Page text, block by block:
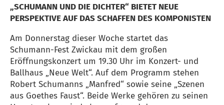
„SCHUMANN UND DIE DICHTER“ BIETET NEUE
PERSPEKTIVE AUF DAS SCHAFFEN DES KOMPONISTEN
Am Donnerstag dieser Woche startet das
Schumann-Fest Zwickau mit dem großen
Eröffnungskonzert um 19.30 Uhr im Konzert- und
Ballhaus „Neue Welt“. Auf dem Programm stehen
Robert Schumanns „Manfred“ sowie seine „Szenen
aus Goethes Faust“. Beide Werke gehören zu seinen